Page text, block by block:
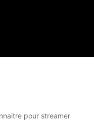
pour streamer